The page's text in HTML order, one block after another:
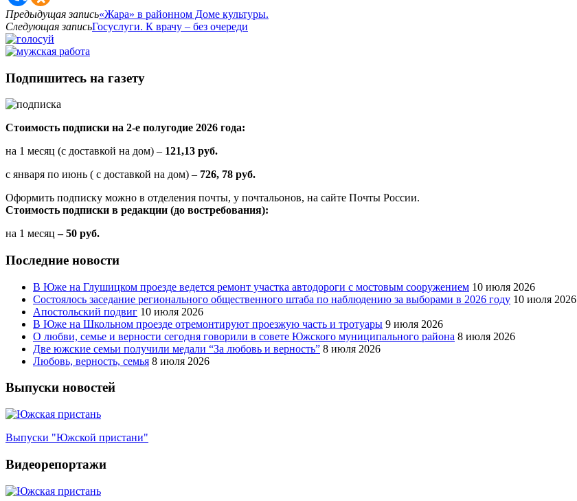
Предыдущая запись«Жара» в районном Доме культуры.
Следующая записьГосуслуги. К врачу – без очереди
Подпишитесь на газету
Стоимость подписки на 2-е полугодие 2026 года:
на 1 месяц (с доставкой на дом) – 121,13 руб.
с января по июнь ( с доставкой на дом) – 726, 78 руб.
Оформить подписку можно в отделения почты, у почтальонов, на сайте Почты России.
Стоимость подписки в редакции (до востребования):
на 1 месяц – 50 руб.
Последние новости
В Юже на Глушицком проезде ведется ремонт участка автодороги с мостовым сооружением 10 июля 2026
Состоялось заседание регионального общественного штаба по наблюдению за выборами в 2026 году 10 июля 2026
Апостольский подвиг 10 июля 2026
В Юже на Школьном проезде отремонтируют проезжую часть и тротуары 9 июля 2026
О любви, семье и верности сегодня говорили в совете Южского муниципального района 8 июля 2026
Две южские семьи получили медали “За любовь и верность” 8 июля 2026
Любовь, верность, семья 8 июля 2026
Выпуски новостей
Выпуски "Южской пристани"
Видеорепортажи